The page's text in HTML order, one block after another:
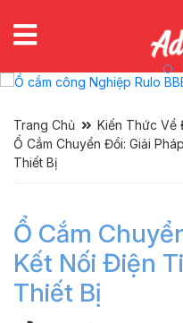
Trang Chủ
Kiến Thức Về
Ổ Cắm Chuyển Đổi: Giải
Thiết Bị
Ổ Cắm
Kết Nối Điện
Thiết Bị